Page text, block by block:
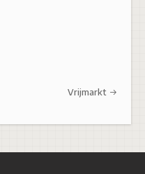
Vrijmarkt